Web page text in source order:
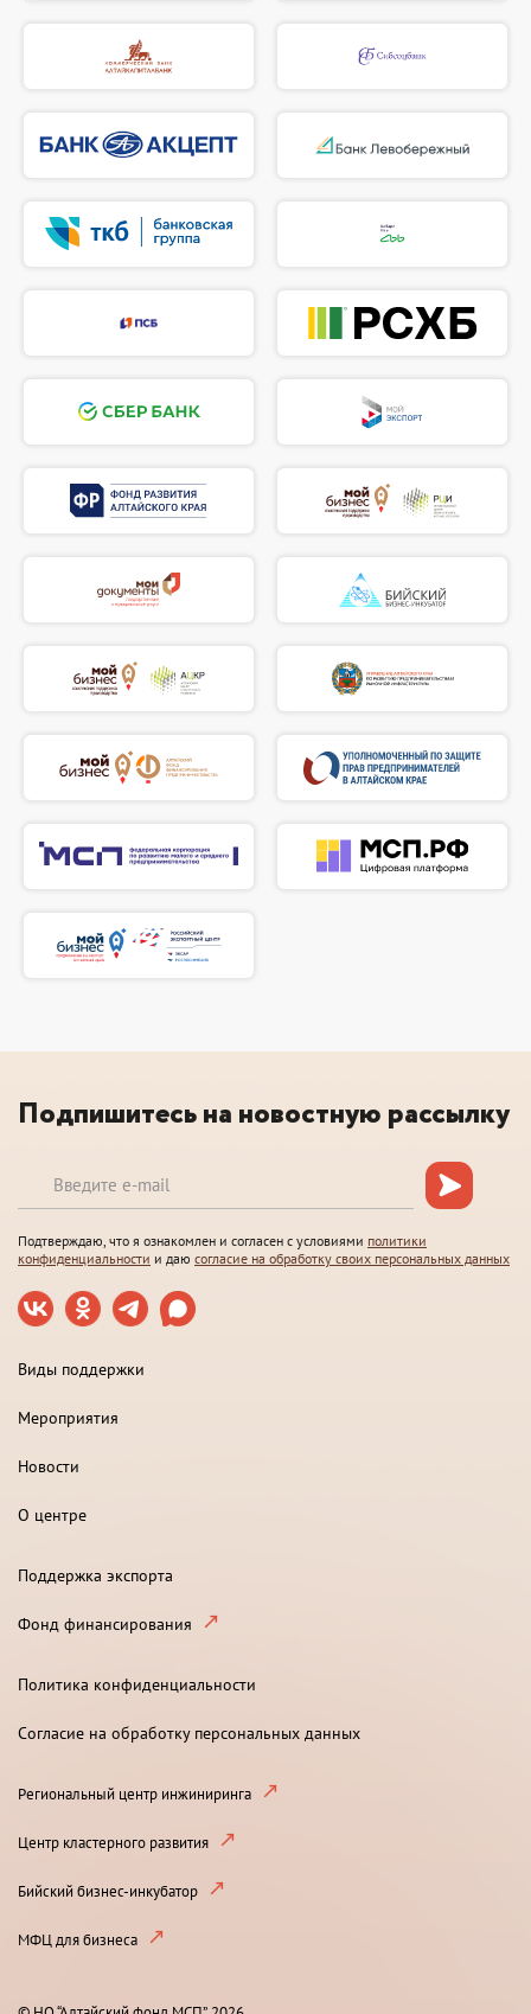
Подпишитесь на новостную рассылку
Подтверждаю, что я ознакомлен и согласен с условиями политики
конфиденциальности и даю согласие на обработку своих персональных данных
Виды поддержки
Мероприятия
Новости
О центре
Поддержка экспорта
Фонд финансирования
Политика конфиденциальности
Согласие на обработку персональных данных
Региональный центр инжиниринга
Центр кластерного развития
Бийский бизнес-инкубатор
МФЦ для бизнеса